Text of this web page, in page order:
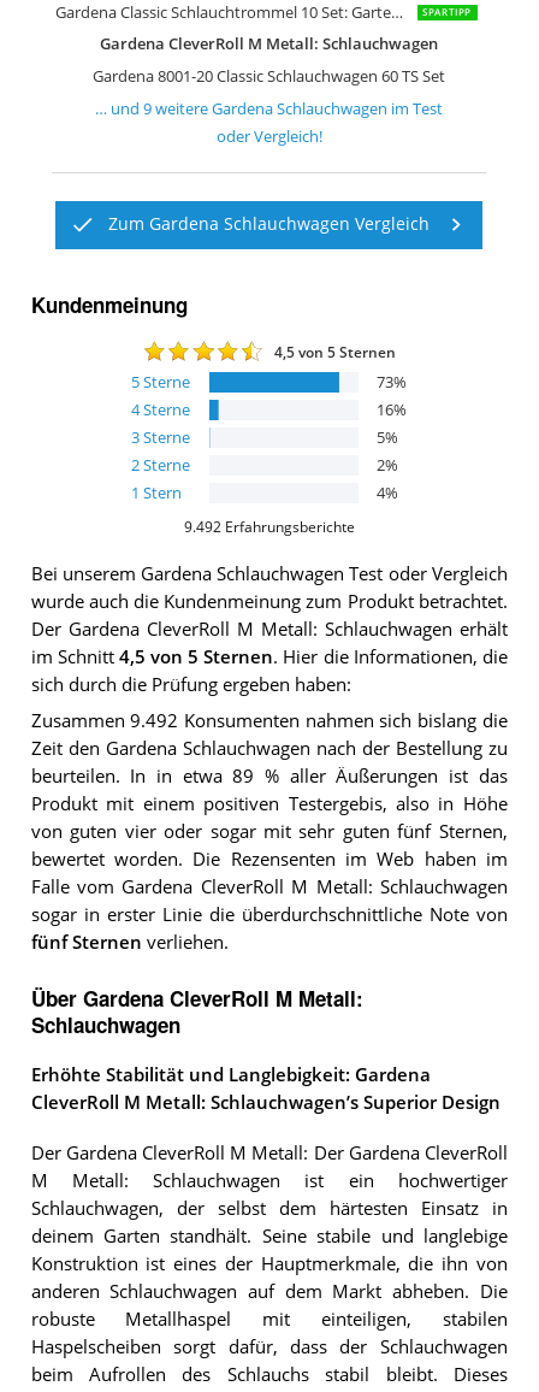
Gardena Classic Schlauchtrommel 10 Set: Gartenschlauchset SPARTIPP
Gardena CleverRoll M Metall: Schlauchwagen
Gardena 8001-20 Classic Schlauchwagen 60 TS Set
… und9weitereGardena Schlauchwagen im Test
oder Vergleich!
Zum Gardena Schlauchwagen Vergleich
Kundenmeinung
4,5von 5 Sternen
5Sterne 73%
4Sterne 16%
3Sterne 5%
2Sterne 2%
1 Stern 4%
9.492 Erfahrungsberichte
Bei unserem Gardena Schlauchwagen Test oder Vergleich
wurde auch die Kundenmeinung zum Produkt betrachtet.
Der Gardena CleverRoll M Metall: Schlauchwagen erhält
im Schnitt 4,5 von 5 Sternen. Hier die Informationen, die
sich durch die Prüfung ergeben haben:
Zusammen 9.492 Konsumenten nahmen sich bislang die
Zeit den Gardena Schlauchwagen nach der Bestellung zu
beurteilen. In in etwa 89 % aller Äußerungen ist das
Produkt mit einem positiven Testergebis, also in Höhe
von guten vier oder sogar mit sehr guten fünf Sternen,
bewertet worden. Die Rezensenten im Web haben im
Falle vom Gardena CleverRoll M Metall: Schlauchwagen
sogar in erster Linie die überdurchschnittliche Note von
fünf Sternen verliehen.
Über Gardena CleverRoll M Metall:
Schlauchwagen
Erhöhte Stabilität und Langlebigkeit: Gardena
CleverRoll M Metall: Schlauchwagen’s Superior Design
Der Gardena CleverRoll M Metall: Der Gardena CleverRoll
M Metall: Schlauchwagen ist ein hochwertiger
Schlauchwagen, der selbst dem härtesten Einsatz in
deinem Garten standhält. Seine stabile und langlebige
Konstruktion ist eines der Hauptmerkmale, die ihn von
anderen Schlauchwagen auf dem Markt abheben. Die
robuste Metallhaspel mit einteiligen, stabilen
Haspelscheiben sorgt dafür, dass der Schlauchwagen
beim Aufrollen des Schlauchs stabil bleibt. Dieses